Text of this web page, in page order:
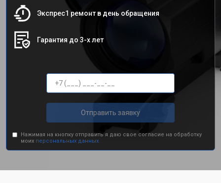
Экспрес1 ремонт в день обращения
Гарантия до 3-х лет
Отправить заявку
Нажимая на кнопку отправить я даю свое согласие на обработку
моих персональных данных.